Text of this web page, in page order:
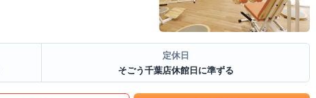
定休日
そごう千葉店休館日に準ずる